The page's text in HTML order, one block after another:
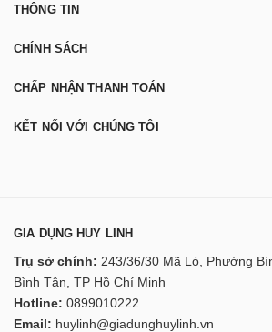
THÔNG TIN
CHÍNH SÁCH
CHẤP NHẬN THANH TOÁN
KẾT NỐI VỚI CHÚNG TÔI
GIA DỤNG HUY LINH
Trụ sở chính: 243/36/30 Mã Lò, Phường
Bình Tân, TP Hồ Chí Minh
Hotline: 0899010222
Email: huylinh@giadunghuylinh.vn